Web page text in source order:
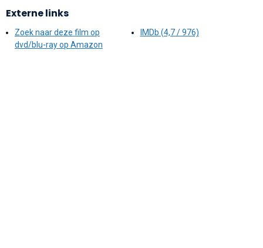
Externe links
Zoek naar deze film op
dvd/blu-ray op Amazon
IMDb (4,7 / 976)